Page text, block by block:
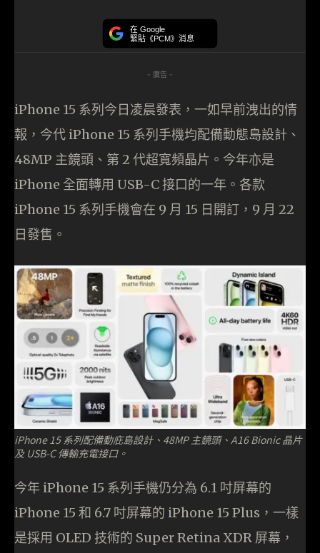
在 Google
緊貼《PCM》消息
- 廣告 -
iPhone 15 系列今日凌晨發表，一如早前洩出的情
報，今代 iPhone 15 系列手機均配備動態島設計、
48MP 主鏡頭、第 2 代超寬頻晶片。今年亦是
iPhone 全面轉用 USB-C 接口的一年。各款
iPhone 15 系列手機會在 9 月 15 日開訂，9 月 22
日發售。
iPhone 15 系列配備動庇島設計、48MP 主鏡頭、A16 Bionic 晶片
及 USB-C 傳輸充電接口。
今年 iPhone 15 系列手機仍分為 6.1 吋屏幕的
iPhone 15 和 6.7 吋屏幕的 iPhone 15 Plus，一樣
是採用 OLED 技術的 Super Retina XDR 屏幕，